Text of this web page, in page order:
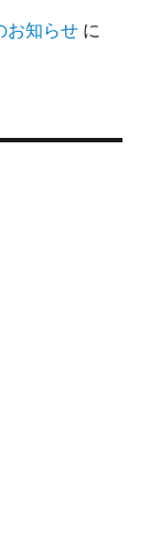
お知らせ に